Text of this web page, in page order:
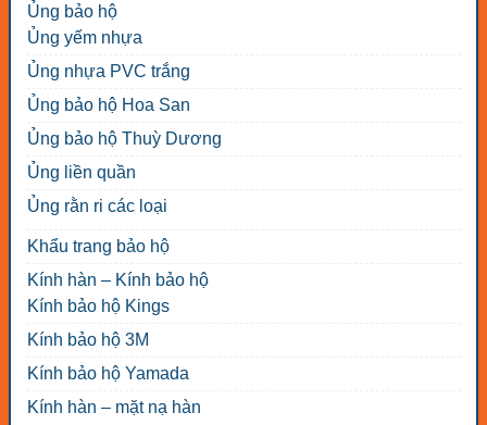
Ủng bảo hộ
Ủng yếm nhựa
Ủng nhựa PVC trắng
Ủng bảo hộ Hoa San
Ủng bảo hộ Thuỳ Dương
Ủng liền quần
Ủng rằn ri các loại
Khẩu trang bảo hộ
Kính hàn – Kính bảo hộ
Kính bảo hộ Kings
Kính bảo hộ 3M
Kính bảo hộ Yamada
Kính hàn – mặt nạ hàn